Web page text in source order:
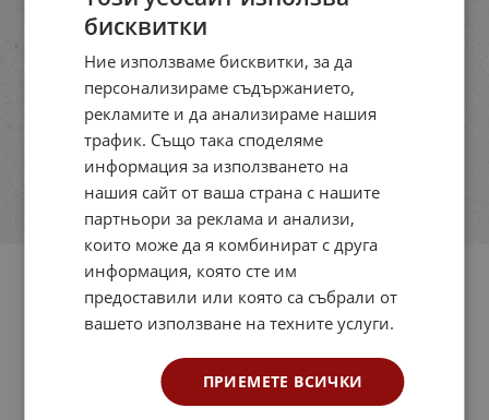
бисквитки
Ние използваме бисквитки, за да
персонализираме съдържанието,
рекламите и да анализираме нашия
трафик. Също така споделяме
информация за използването на
нашия сайт от ваша страна с нашите
партньори за реклама и анализи,
които може да я комбинират с друга
информация, която сте им
предоставили или която са събрали от
вашето използване на техните услуги.
ПРИЕМЕТЕ ВСИЧКИ